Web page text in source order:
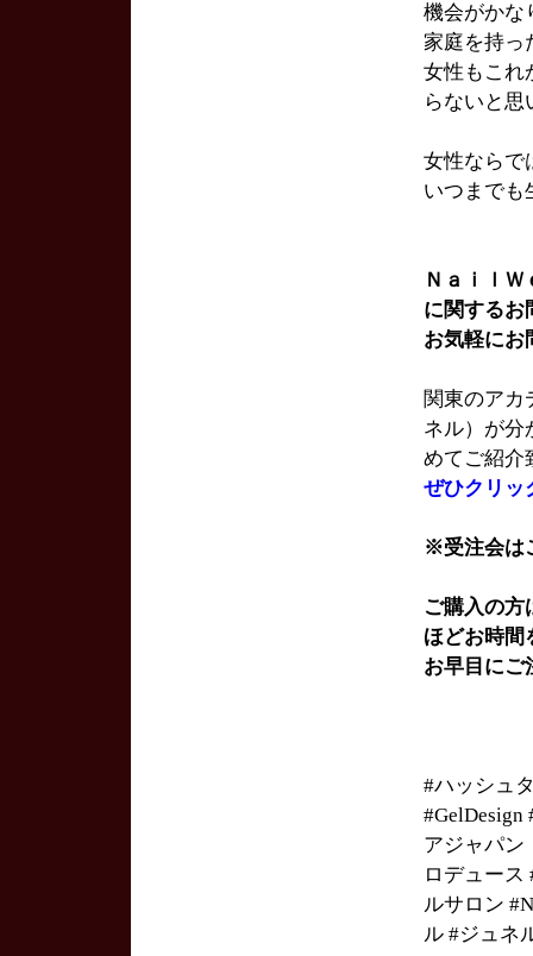
機会がかな
家庭を持っ
女性もこれ
らないと思
女性ならで
いつまでも
Ｎａｉｌ
に関するお
お気軽にお
関東のアカ
ネル）が分
めてご紹介
ぜひクリッ
※受注会は
ご購入の方
ほどお時間
お早目にご
#ハッシュ
#GelDesign
アジャパン
ロデュース
ルサロン
ル #ジュネ